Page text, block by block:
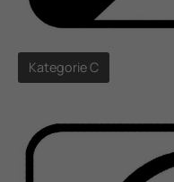
Kategorie C